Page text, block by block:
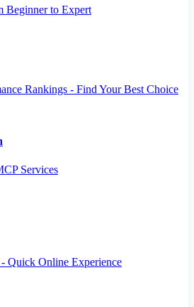
Beginner to Expert
Rankings - Find Your Best Choice
Services
Quick Online Experience